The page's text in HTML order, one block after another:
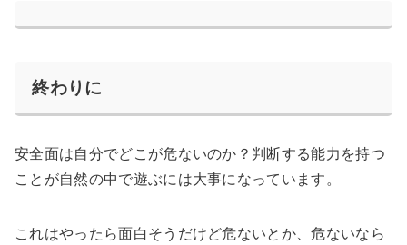
終わりに
安全面は自分でどこが危ないのか？判断する能力を持つ
ことが自然の中で遊ぶには大事になっています。
これはやったら面白そうだけど危ないとか、危ないなら